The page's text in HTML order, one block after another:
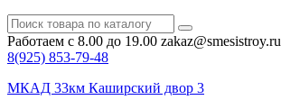
Работаем с 8.00 до 19.00 zakaz@smesistroy.ru
8(925) 853-79-48
МКАД 33км Каширский двор 3